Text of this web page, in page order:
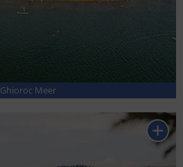
Ghioroc Meer